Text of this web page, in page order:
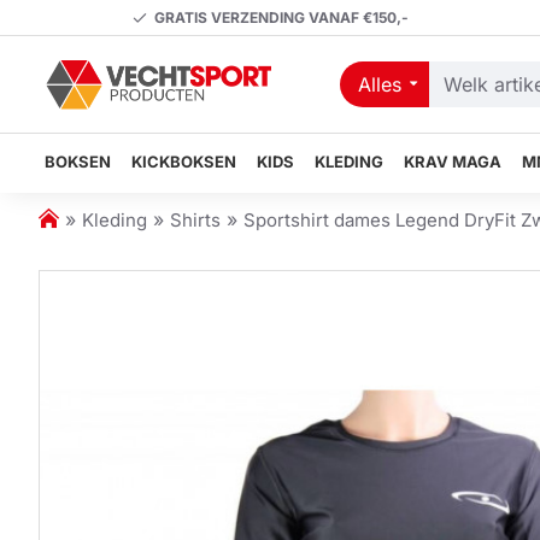
GRATIS VERZENDING VANAF €150,-
Alles
Welk
zoekt
BOKSEN KICKBOKSEN KIDS KLEDING KRAV MAGA
h
m
Kleding Shirts Sportshirt dames Legend DryFit